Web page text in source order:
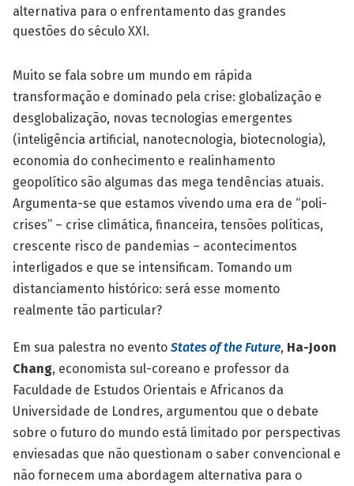
alternativa para o enfrentamento das grandes
questões do século XXI.
Muito se fala sobre um mundo em rápida
transformação e dominado pela crise: globalização e
desglobalização, novas tecnologias emergentes
(inteligência artificial, nanotecnologia, biotecnologia),
economia do conhecimento e realinhamento
geopolítico são algumas das mega tendências atuais.
Argumenta-se que estamos vivendo uma era de “poli-
crises” – crise climática, financeira, tensões políticas,
crescente risco de pandemias – acontecimentos
interligados e que se intensificam. Tomando um
distanciamento histórico: será esse momento
realmente tão particular?
Em sua palestra no evento States of the Future, Ha-Joon
Chang, economista sul-coreano e professor da
Faculdade de Estudos Orientais e Africanos da
Universidade de Londres, argumentou que o debate
sobre o futuro do mundo está limitado por perspectivas
enviesadas que não questionam o saber convencional e
não fornecem uma abordagem alternativa para o